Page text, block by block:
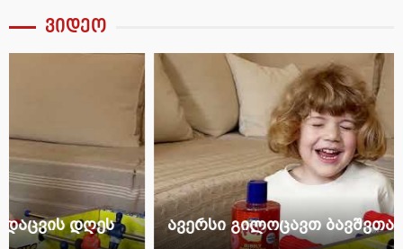
ვიდეო
ავერსი გილოცავთ ბავშვთა დაცვის დღეს